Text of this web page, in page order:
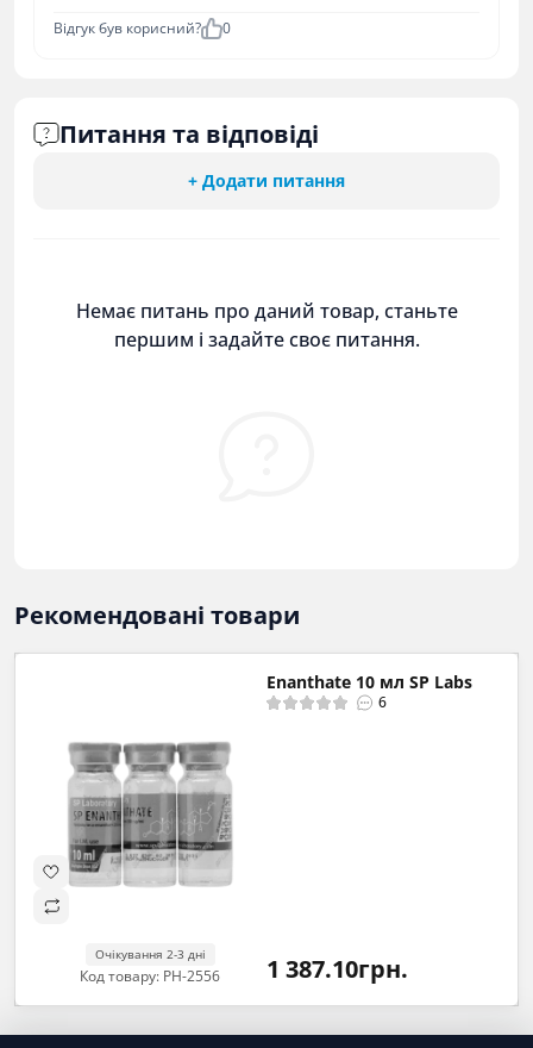
Відгук був корисний? 0
Питання та відповіді
+ Додати питання
Немає питань про даний товар, станьте
першим і задайте своє питання.
Рекомендовані товари
Очікування 2-3 дні
Код товару: PH-2556
Enanthate 10 мл SP Labs
6
1 387.10грн.